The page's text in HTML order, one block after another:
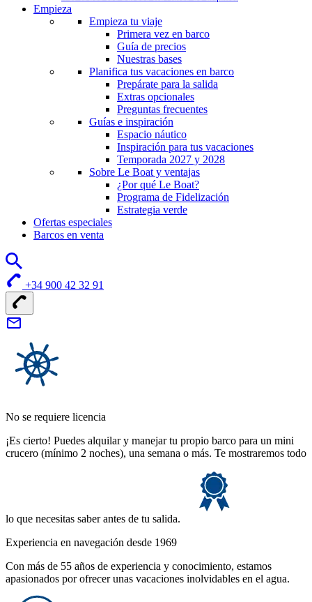
Empieza
Empieza tu viaje
Primera vez en barco
Guía de precios
Nuestras bases
Planifica tus vacaciones en barco
Prepárate para la salida
Extras opcionales
Preguntas frecuentes
Guías e inspiración
Espacio náutico
Inspiración para tus vacaciones
Temporada 2027 y 2028
Sobre Le Boat y ventajas
¿Por qué Le Boat?
Programa de Fidelización
Estrategia verde
Ofertas especiales
Barcos en venta
+34 900 42 32 91
No se requiere licencia
¡Es cierto! Puedes alquilar y manejar tu propio barco para un mini
crucero (mínimo 2 noches), una semana o más. Te mostraremos todo
lo que necesitas saber antes de tu salida.
Experiencia en navegación desde 1969
Con más de 55 años de experiencia y conocimiento, estamos
apasionados por ofrecer unas vacaciones inolvidables en el agua.